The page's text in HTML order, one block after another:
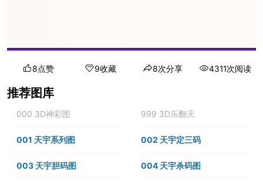
8点赞 9收藏 8次分享 4311次阅读
推荐图库
000 3D神彩图 999 3D乐翻天
001 天宇系列图 002 天宇定三码
003 天宇胆码图 004 天宇杀码图